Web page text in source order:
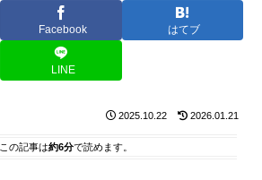
Facebook はてブ
LINE
2025.10.22 2026.01.21
この記事は約6分で読めます。